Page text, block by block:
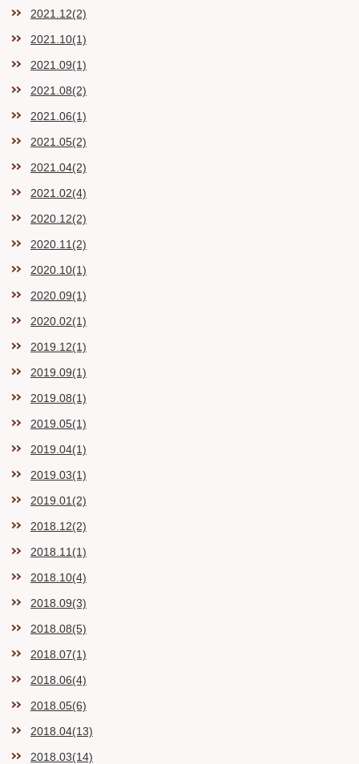
2021.12(2)
2021.10(1)
2021.09(1)
2021.08(2)
2021.06(1)
2021.05(2)
2021.04(2)
2021.02(4)
2020.12(2)
2020.11(2)
2020.10(1)
2020.09(1)
2020.02(1)
2019.12(1)
2019.09(1)
2019.08(1)
2019.05(1)
2019.04(1)
2019.03(1)
2019.01(2)
2018.12(2)
2018.11(1)
2018.10(4)
2018.09(3)
2018.08(5)
2018.07(1)
2018.06(4)
2018.05(6)
2018.04(13)
2018.03(14)